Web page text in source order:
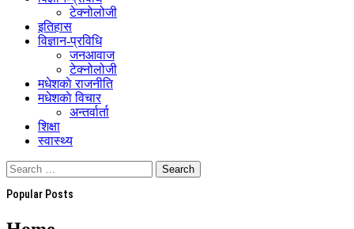
टेक्नोलोजी
इतिहास
विज्ञान-प्रविधि
जनआवाज
टेक्नोलोजी
मधेशकाे राजनीति
मधेशकाे विचार
अन्तर्वार्ता
शिक्षा
स्वास्थ्य
Popular Posts